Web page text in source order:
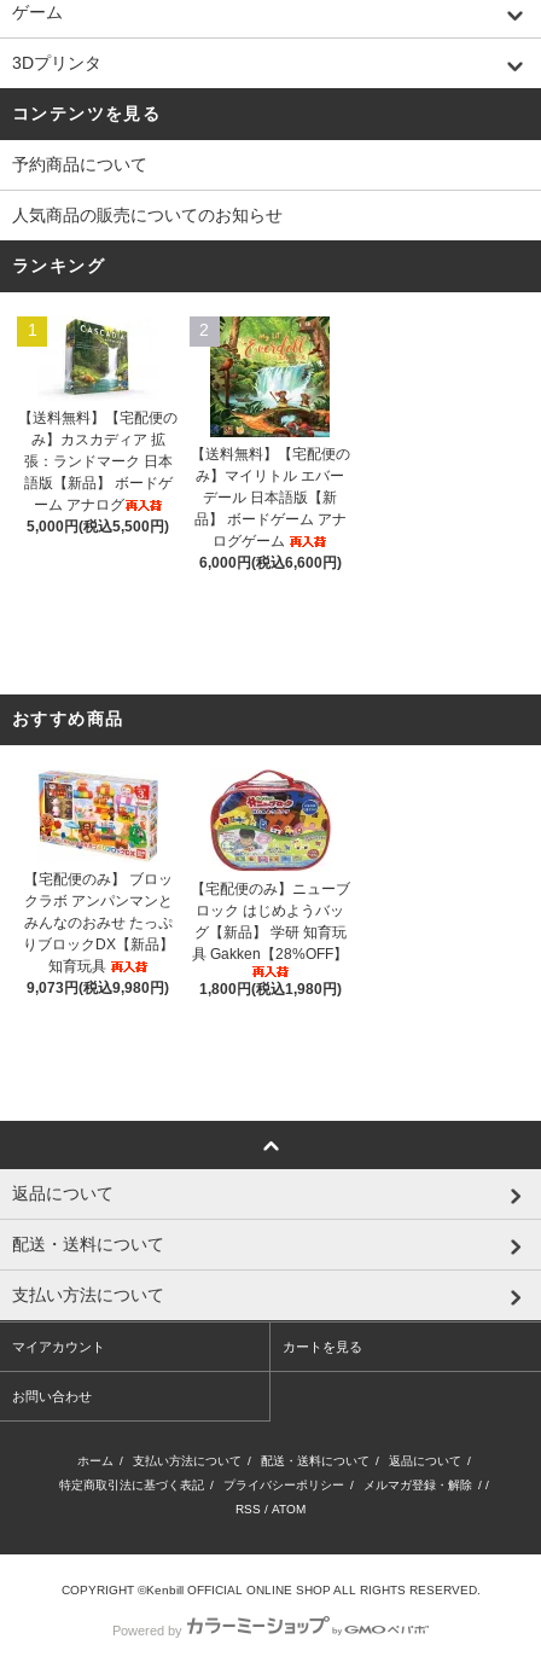
ゲーム
3Dプリンタ
コンテンツを見る
予約商品について
人気商品の販売についてのお知らせ
ランキング
1
【送料無料】【宅配便の
み】カスカディア 拡
張：ランドマーク 日本
語版【新品】 ボードゲ
ーム アナログ
5,000円(税込5,500円)
2
【送料無料】【宅配便の
み】マイリトル エバー
デール 日本語版【新
品】 ボードゲーム アナ
ログゲーム
6,000円(税込6,600円)
おすすめ商品
【宅配便のみ】 ブロッ
クラボ アンパンマンと
みんなのおみせ たっぷ
りブロックDX【新品】
知育玩具
9,073円(税込9,980円)
【宅配便のみ】ニューブ
ロック はじめようバッ
グ【新品】 学研 知育玩
具 Gakken【28%OFF】
1,800円(税込1,980円)
返品について
配送・送料について
支払い方法について
マイアカウント カートを見る
お問い合わせ
ホーム / 支払い方法について / 配送・送料について / 返品について /
特定商取引法に基づく表記 / プライバシーポリシー / メルマガ登録・解除 / /
RSS / ATOM
COPYRIGHT ©Kenbill OFFICIAL ONLINE SHOP ALL RIGHTS RESERVED.
Powered by